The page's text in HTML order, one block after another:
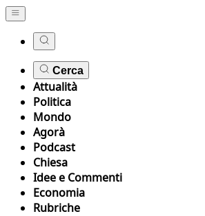
Cerca
Attualità
Politica
Mondo
Agorà
Podcast
Chiesa
Idee e Commenti
Economia
Rubriche